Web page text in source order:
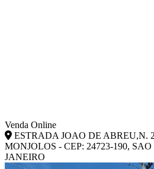
Venda Online
ESTRADA JOAO DE ABREU,N.
MONJOLOS - CEP: 24723-190,
JANEIRO